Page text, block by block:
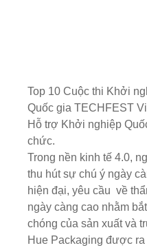
Top 10 Cuộc thi Khởi
Quốc gia TECHFEST
Hỗ trợ Khởi nghiệp
chức.
Trong nền kinh tế 4.0,
thu hút sự chú ý ngày
hiện đại, yêu cầu về
ngày càng cao nhằm
chóng của sản xuất và
Hue Packaging được